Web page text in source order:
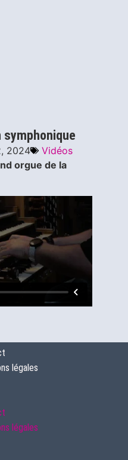
symphonique
2024
Vidéos
orgue de la
légales
légales